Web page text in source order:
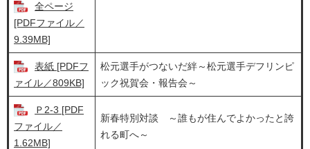
全ページ
[PDFファイル／
9.39MB]
表紙 [PDFフ
ァイル／809KB]
松元選手がつないだ絆～松元選手デフリンピ
ック祝賀会・報告会～
Ｐ2-3 [PDF
ファイル／
1.62MB]
新春特別対談 ～誰もが住んでよかったと誇
れる町へ～